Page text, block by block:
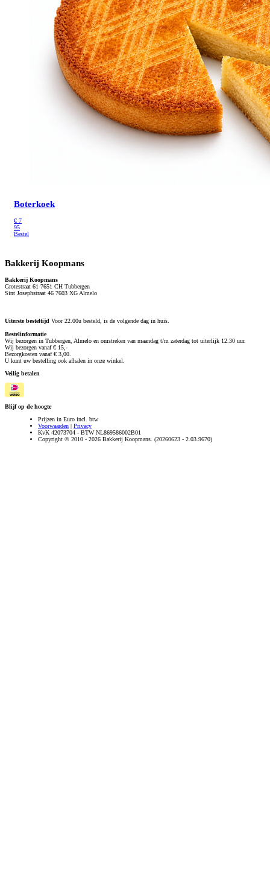
Boterkoek
€ 7
95
Bestel
Bakkerij Koopmans
Bakkerij Koopmans
Grotestraat 61 7651 CH Tubbergen
Sint Josephstraat 46 7603 XG Almelo
Uiterste besteltijd Voor 22.00u besteld, is de volgende dag in huis.
Bestelinformatie
Wij bezorgen in Tubbergen, Almelo en omstreken van maandag t/m zaterdag tot uiterlijk 12.30 uur.
Wij bezorgen vanaf € 15,-
Bezorgkosten vanaf € 3,00.
U kunt uw bestelling ook afhalen in onze winkel.
Veilig betalen
Blijf op de hoogte
Prijzen in Euro incl. btw
Voorwaarden | Privacy
KvK 42073704 - BTW NL869586002B01
Copyright © 2010 - 2026 Bakkerij Koopmans. (20260623 - 2.03.9670)